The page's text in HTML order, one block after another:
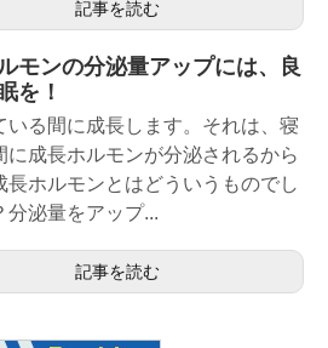
記事を読む
モンの分泌量アップには、良
を！
いる間に成長します。それは、寝
に成長ホルモンが分泌されるから
長ホルモンとはどういうものでし
分泌量をアップ...
記事を読む